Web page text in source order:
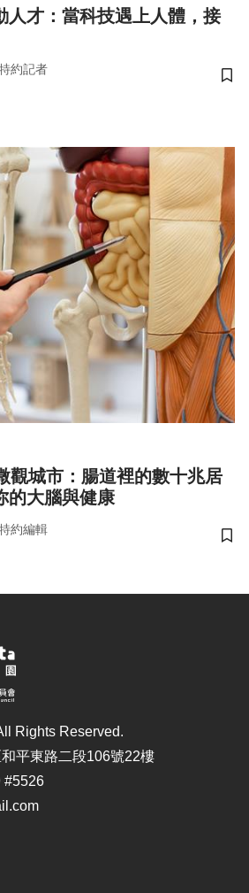
人才：當科技遇上人體，接
約記者
儲
觀城市：腸道裡的數十兆居
的大腦與健康
約編輯
儲
Rights Reserved.
平東路二段106號22樓
#5526